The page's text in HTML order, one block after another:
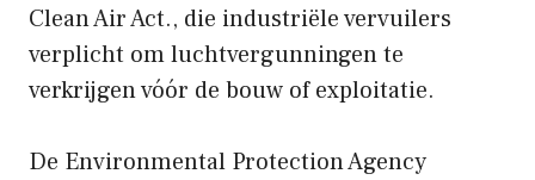
Clean Air Act., die industriële vervuilers
verplicht om luchtvergunningen te
verkrijgen vóór de bouw of exploitatie.
De Environmental Protection Agency